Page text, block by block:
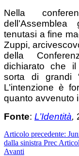
Nella
tenutasi a fine
Zuppi,
della
dichiarato che
sorta di grandi
L’intenzione è
quanto avvenuto
Fonte: L’Identità,
Articolo precedente:
dalla sinistra Prec
Avanti